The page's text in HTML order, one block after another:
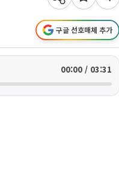
구글 선호매체 추가
00:00 / 03:31